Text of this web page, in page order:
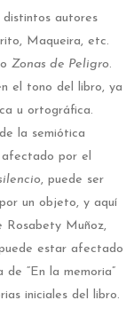
autores
Maqueira, etc.
o Zonas de Peligro.
el tono del libro, ya
u ortográfica.
la semiótica
afectado por el
, puede ser
un objeto, y aquí
Rosabety Muñoz,
estar afectado
“En la memoria”
iniciales del libro.